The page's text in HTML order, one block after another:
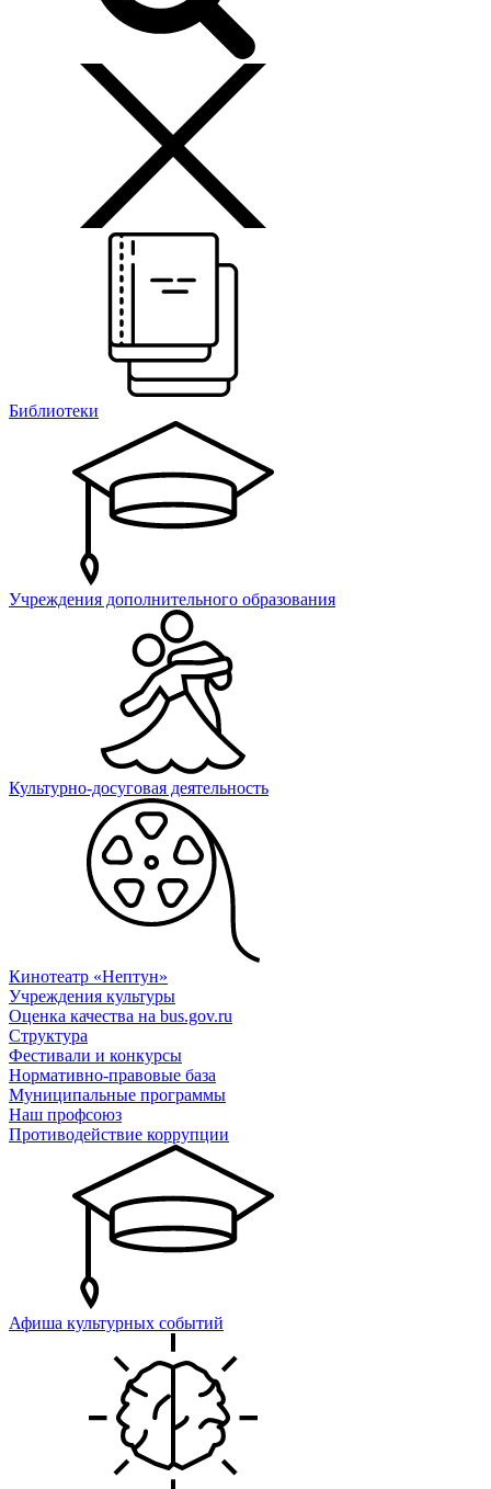
Библиотеки
Учреждения дополнительного образования
Культурно-досуговая деятельность
Кинотеатр «Нептун»
Учреждения культуры
Оценка качества на bus.gov.ru
Структура
Фестивали и конкурсы
Нормативно-правовые база
Муниципальные программы
Наш профсоюз
Противодействие коррупции
Афиша культурных событий